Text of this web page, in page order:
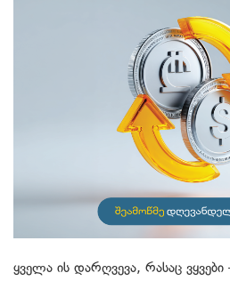
ყველა ის დარღვევა, რასაც